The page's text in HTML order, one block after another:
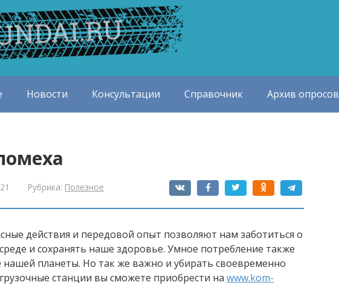
Новости Консультации Справочник Архив опросов
Рубрика: Полезное
действия и передовой опыт позволяют нам заботиться о
и сохранять наше здоровье. Умное потребление также
нашей планеты. Но так же важно и убирать своевременно
станции вы сможете приобрести на www.kom-